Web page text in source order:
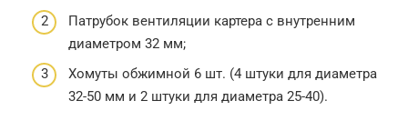
Патрубок вентиляции картера с внутренним
диаметром 32 мм;
Хомуты обжимной 6 шт. (4 штуки для диаметра
32-50 мм и 2 штуки для диаметра 25-40).